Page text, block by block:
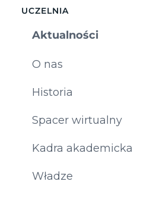
UCZELNIA
Aktualności
O nas
Historia
Spacer wirtualny
Kadra akademicka
Władze